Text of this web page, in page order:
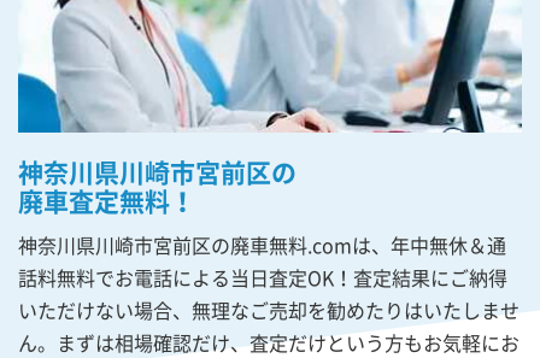
神奈川県川崎市宮前区の
廃車査定無料！
神奈川県川崎市宮前区の廃車無料.comは、年中無休＆通
話料無料でお電話による当日査定OK！査定結果にご納得
いただけない場合、無理なご売却を勧めたりはいたしませ
ん。まずは相場確認だけ、査定だけという方もお気軽にお